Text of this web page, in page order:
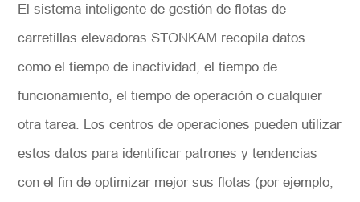
El sistema inteligente de gestión de flotas de
carretillas elevadoras STONKAM recopila datos
como el tiempo de inactividad, el tiempo de
funcionamiento, el tiempo de operación o cualquier
otra tarea. Los centros de operaciones pueden utilizar
estos datos para identificar patrones y tendencias
con el fin de optimizar mejor sus flotas (por ejemplo,